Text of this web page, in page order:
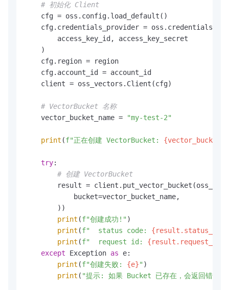
# 初始化 Client
    cfg = oss.config.load_default()
cfg.credentials_provider =
        access_key_id, access_key_secret
    )
    cfg.region = region
    cfg.account_id = account_id
    client = oss_vectors.Client(cfg)
# VectorBucket 名称
    vector_bucket_name =
"my-test-2"
print (f"正在创建 VectorBucket:
try:
# 创建 VectorBucket
result =
            bucket=vector_bucket_name,
        ))
print (f"创建成功!" )
print (f"  status code:
print (f"  request id: {result.request_id}
except Exception as e:
print (f"创建失败: {e}" )
print ( "提示: 如果 Bucket 已存在，会返回错误"